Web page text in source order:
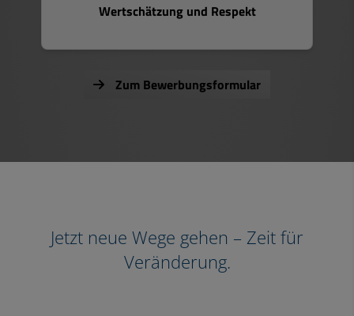
Wertschätzung und Respekt
Zum Bewerbungsformular
Jetzt neue Wege gehen – Zeit für
Veränderung.